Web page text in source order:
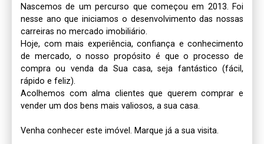
Nascemos de um percurso que começou em 2013. Foi
nesse ano que iniciamos o desenvolvimento das nossas
carreiras no mercado imobiliário.
Hoje, com mais experiência, confiança e conhecimento
de mercado, o nosso propósito é que o processo de
compra ou venda da Sua casa, seja fantástico (fácil,
rápido e feliz).
Acolhemos com alma clientes que querem comprar e
vender um dos bens mais valiosos, a sua casa.
Venha conhecer este imóvel. Marque já a sua visita.